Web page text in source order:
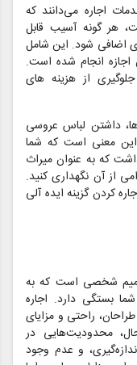
اجاره می‌دانند که
هر گونه آسیب قابل
اضافی شود. این شامل
اجازه انجام شده است.
از هزینه های
داشتن لباس عروسی
معنی است که شما
که به عنوان میراث
از آن نگهداری کنید.
کردن گزینه ایده آلی
شخصی است که به
بستگی دارد. اجاره
راحتی و مزایای
محدودیت‌هایی در
و عدم وجود